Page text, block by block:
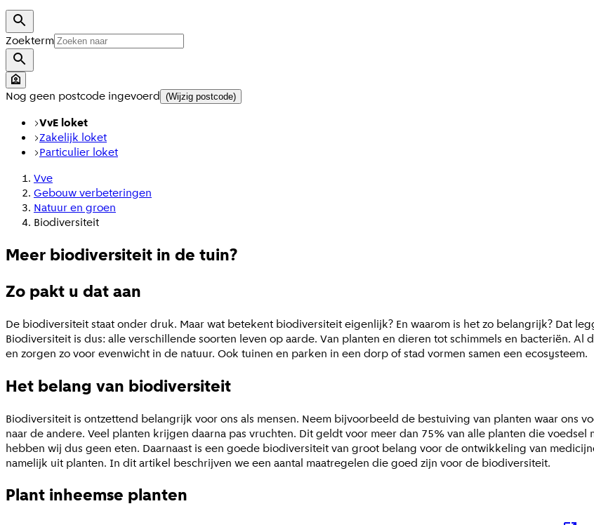
Zoekterm
Nog geen postcode ingevoerd (Wijzig postcode)
VvE loket
Zakelijk loket
Particulier loket
Vve
Gebouw verbeteringen
Natuur en groen
Biodiversiteit
Meer biodiversiteit in de tuin?
Zo pakt u dat aan
De biodiversiteit staat onder druk. Maar wat betekent biodiversiteit eigenlijk? En waarom is het zo belangrijk? Dat
Biodiversiteit is dus: alle verschillende soorten leven op aarde. Van planten en dieren tot schimmels en bacteriën.
en zorgen zo voor evenwicht in de natuur. Ook tuinen en parken in een dorp of stad vormen samen een ecosysteem.
Het belang van biodiversiteit
Biodiversiteit is ontzettend belangrijk voor ons als mensen. Neem bijvoorbeeld de bestuiving van planten waar ons
naar de andere. Veel planten krijgen daarna pas vruchten. Dit geldt voor meer dan 75% van alle planten die
hebben wij dus geen eten. Daarnaast is een goede biodiversiteit van groot belang voor de ontwikkeling van
namelijk uit planten. In dit artikel beschrijven we een aantal maatregelen die goed zijn voor de biodiversiteit.
Plant inheemse planten